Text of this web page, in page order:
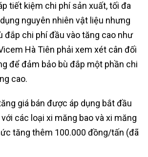
tiết kiệm chi phí sản xuất, tối đa
nguyên nhiên vật liệu nhưng
đắp chi phí đầu vào tăng cao như
Hà Tiên phải xem xét cân đối
để đảm bảo bù đắp một phần chi
cao.
giá bán được áp dụng bắt đầu
các loại xi măng bao và xi măng
tăng thêm 100.000 đồng/tấn (đã